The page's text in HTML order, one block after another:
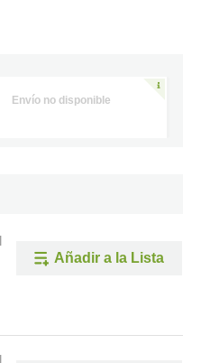
Envío no disponible
Añadir a la Lista